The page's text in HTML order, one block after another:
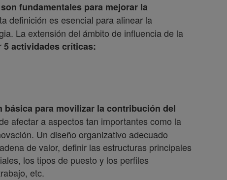
fundamentales para mejorar la
definición es esencial para alinear la
La extensión del ámbito de influencia de la
5 actividades críticas:
básica para movilizar la contribución del
afectar a aspectos tan importantes como la
Un diseño organizativo adecuado
de valor, definir las estructuras principales
los tipos de puesto y los perfiles
etc.